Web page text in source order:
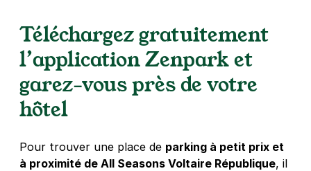
15 passage Thiéré
75011
Paris
4,0(259 avis)
4 €/heure,32 €/jour,100 €/semaine (tarifs dégressifs)
Réserver
Téléchargez gratuitement
l’application Zenpark et
garez-vous près de votre
hôtel
Pour trouver une place de parking à petit prix et
à proximité de All Seasons Voltaire République, il